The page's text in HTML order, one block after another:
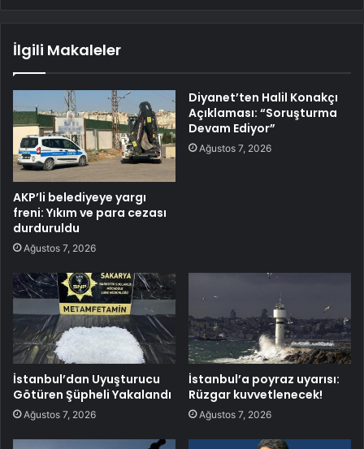
İlgili Makaleler
AKP’li belediyeye yargı
freni: Yıkım ve para cezası
durduruldu
Ağustos 7, 2026
Diyanet’ten Halil Konakçı
Açıklaması: “Soruşturma
Devam Ediyor”
Ağustos 7, 2026
İstanbul’dan Uyuşturucu
Götüren Şüpheli Yakalandı
Ağustos 7, 2026
İstanbul’a poyraz uyarısı:
Rüzgar kuvvetlenecek!
Ağustos 7, 2026